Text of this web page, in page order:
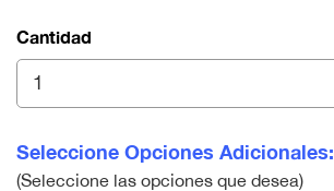
Cantidad
Seleccione Opciones Adicionales:
(Seleccione las opciones que desea)